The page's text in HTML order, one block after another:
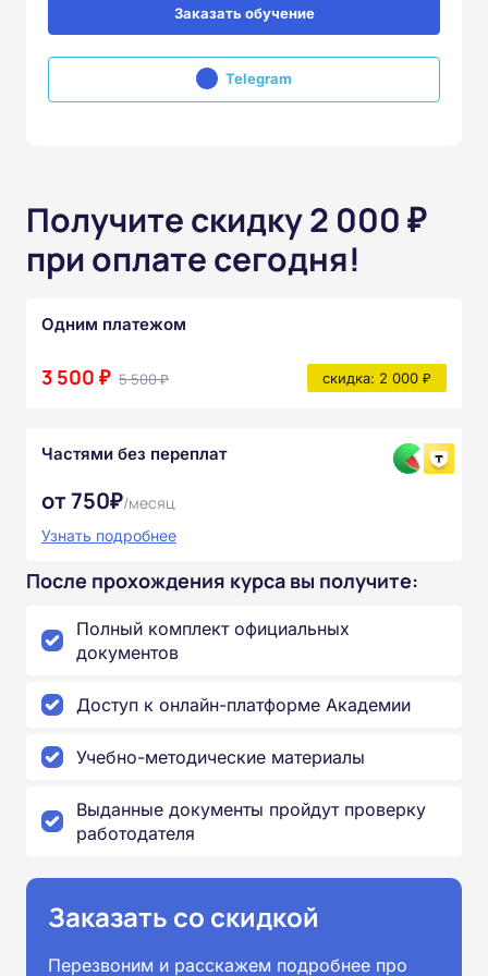
Заказать обучение
Telegram
Получите скидку 2 000 ₽
при оплате сегодня!
Одним платежом
3 500 ₽ 5 500 ₽ скидка: 2 000 ₽
Частями без переплат
от 750₽/месяц
Узнать подробнее
После прохождения курса вы получите:
Полный комплект официальных
документов
Доступ к онлайн-платформе Академии
Учебно-методические материалы
Выданные документы пройдут проверку
работодателя
Заказать со скидкой
Перезвоним и расскажем подробнее про